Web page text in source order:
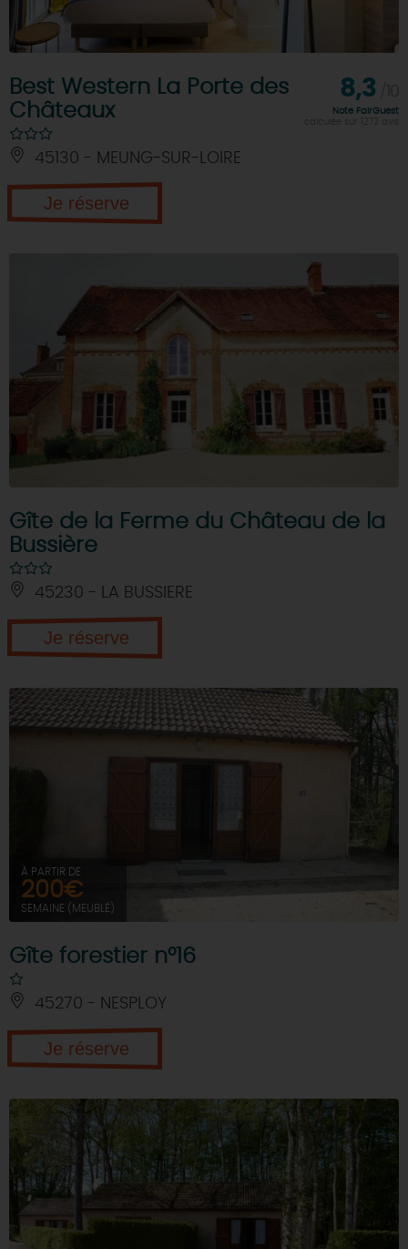
Best Western La Porte des
Châteaux
45130 - MEUNG-SUR-LOIRE
8,3
Note FairGuest
Je réserve
Gîte de la Ferme du Château de la
Bussière
45230 - LA BUSSIERE
Je réserve
À PARTIR DE
200€
SEMAINE (MEUBLÉ)
Gîte forestier n°16
45270 - NESPLOY
Je réserve